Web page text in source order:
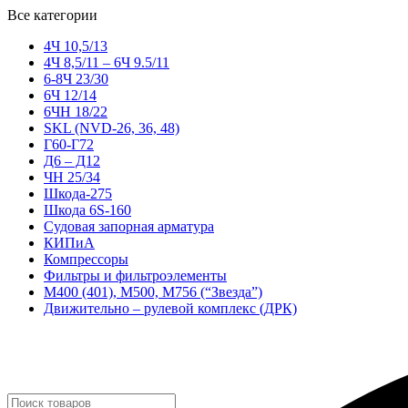
Все категории
4Ч 10,5/13
4Ч 8,5/11 – 6Ч 9.5/11
6-8Ч 23/30
6Ч 12/14
6ЧН 18/22
SKL (NVD-26, 36, 48)
Г60-Г72
Д6 – Д12
ЧН 25/34
Шкода-275
Шкода 6S-160
Судовая запорная арматура
КИПиА
Компрессоры
Фильтры и фильтроэлементы
М400 (401), М500, М756 (“Звезда”)
Движительно – рулевой комплекс (ДРК)